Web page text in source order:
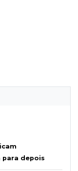
para depois